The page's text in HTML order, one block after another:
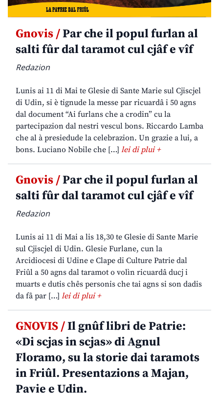
Gnovis /Par che il popul furlan al
salti fûr dal taramot cul cjâf e vîf
Redazion
Lunis ai 11 di Mai te Glesie di Sante Marie sul Cjiscjel
di Udin, si è tignude la messe par ricuardâ i 50 agns
dal document “Ai furlans che a crodin” cu la
partecipazion dal nestri vescul bons. Riccardo Lamba
che al à presiedude la celebrazion. Un grazie a lui, a
bons. Luciano Nobile che […] lei di plui +
Gnovis /Par che il popul furlan al
salti fûr dal taramot cul cjâf e vîf
Redazion
Lunis ai 11 di Mai a lis 18,30 te Glesie di Sante Marie
sul Cjiscjel di Udin. Glesie Furlane, cun la
Arcidiocesi di Udine e Clape di Culture Patrie dal
Friûl a 50 agns dal taramot o volìn ricuardâ ducj i
muarts e dutis chês personis che tai agns si son dadis
da fâ par […] lei di plui +
GNOVIS /Il gnûf libri de Patrie:
«Di scjas in scjas» di Agnul
Floramo, su la storie dai taramots
in Friûl. Presentazions a Majan,
Pavie e Udin.